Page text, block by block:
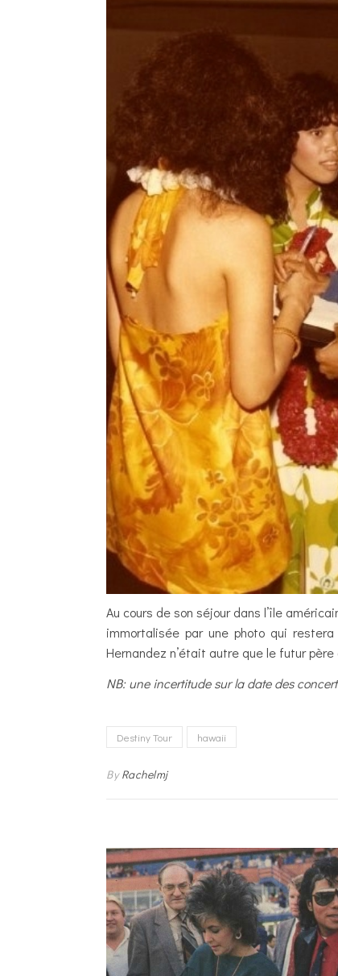
Au cours de son séjour dans l’île
immortalisée par une photo qui
Hernandez n’était autre que le futur
NB: une incertitude sur la date des
Destiny Tour hawaii
ByRachelmj